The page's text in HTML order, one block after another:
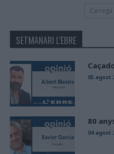
Carrega
SETMANARI L'EBRE
05 agost
80
04 agost